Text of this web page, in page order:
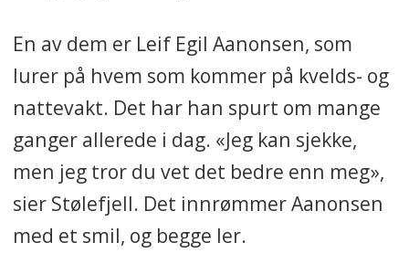
En av dem er Leif Egil Aanonsen, som
lurer på hvem som kommer på kvelds- og
nattevakt. Det har han spurt om mange
ganger allerede i dag. «Jeg kan sjekke,
men jeg tror du vet det bedre enn meg»,
sier Stølefjell. Det innrømmer Aanonsen
med et smil, og begge ler.